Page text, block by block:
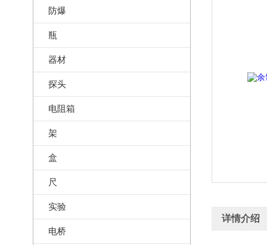
防爆
瓶
器材
探头
电阻箱
架
盒
尺
实验
电桥
详情介绍